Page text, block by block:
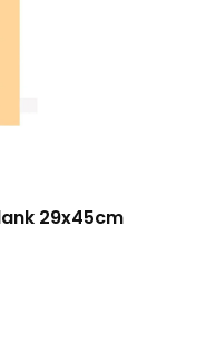
29x45cm